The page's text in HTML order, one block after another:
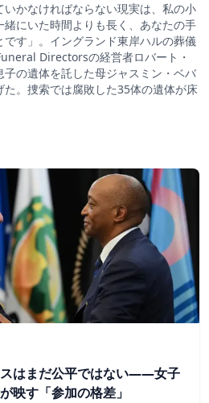
いかなければならない現実は、私の小
にいた時間よりも長く、あなたの手
す」。イングランド東岸ハルの葬儀
Directorsの経営者ロバート・
の遺体を託した母ジャスミン・ベバ
た。捜索では腐敗した35体の遺体が床
はまだ公平ではない――女子
映す「参加の格差」